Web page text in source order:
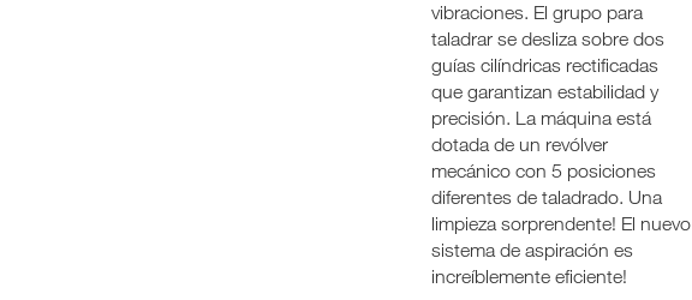
vibraciones. El grupo para
taladrar se desliza sobre dos
guías cilíndricas rectificadas
que garantizan estabilidad y
precisión. La máquina está
dotada de un revólver
mecánico con 5 posiciones
diferentes de taladrado. Una
limpieza sorprendente! El nuevo
sistema de aspiración es
increíblemente eficiente!